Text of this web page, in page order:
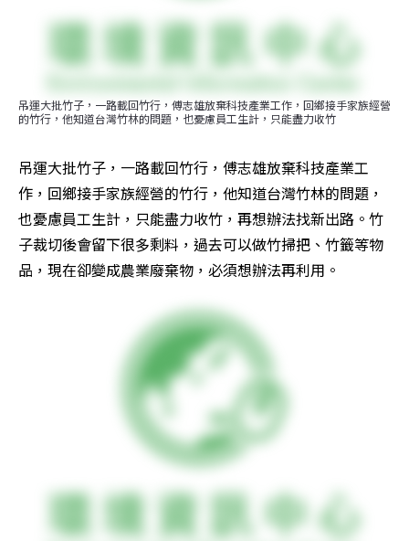
吊運大批竹子，一路載回竹行，傅志雄放棄科技產業工作，回鄉接手家族經營
的竹行，他知道台灣竹林的問題，也憂慮員工生計，只能盡力收竹
吊運大批竹子，一路載回竹行，傅志雄放棄科技產業工
作，回鄉接手家族經營的竹行，他知道台灣竹林的問題，
也憂慮員工生計，只能盡力收竹，再想辦法找新出路。竹
子裁切後會留下很多剩料，過去可以做竹掃把、竹籤等物
品，現在卻變成農業廢棄物，必須想辦法再利用。